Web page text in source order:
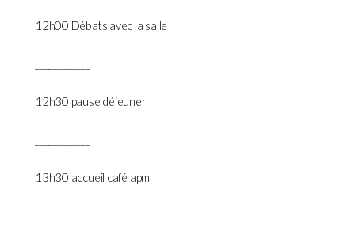
12h00 Débats avec la salle
12h30 pause déjeuner
13h30 accueil café apm